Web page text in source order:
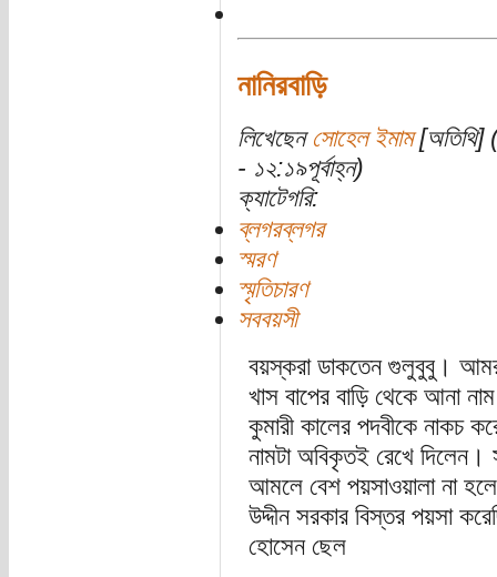
নানিরবাড়ি
লিখেছেন সোহেল ইমাম[অতিথি]
- ১২:১৯পূর্বাহ্ন)
ক্যাটেগরি:
ব্লগরব্লগর
স্মরণ
স্মৃতিচারণ
সববয়সী
বয়স্করা ডাকতেন গুলুবুবু।
খাস বাপের বাড়ি থেকে আনা
কুমারী কালের পদবীকে নাকচ
নামটা অবিকৃতই রেখে
আমলে বেশ পয়সাওয়ালা না
উদ্দীন সরকার বিস্তর পয়সা
হোসেন ছেল